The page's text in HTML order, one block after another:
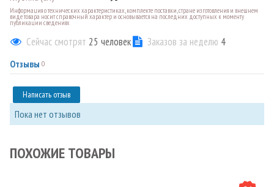
Информация о технических характеристиках, комплекте поставки, стране изготовления и внешнем
виде товара носит справочный характер и основывается на последних доступных к моменту
публикации сведениях
Сейчас смотрят 25 человек Заказов за неделю 4
Отзывы 0
Написать отзыв
Пока нет отзывов
ПОХОЖИЕ ТОВАРЫ